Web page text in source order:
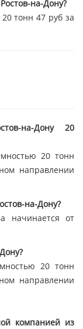
на-Дону?
тонн 47 руб за
на-Дону 20
20 тонн
направлении
на-Дону?
начинается от
20 тонн
направлении
компанией из